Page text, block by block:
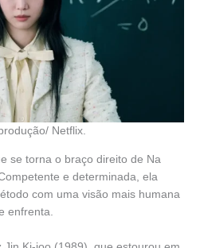
Netflix.
se torna o braço direito de Na
e determinada, ela
com uma visão mais humana
enfrenta.